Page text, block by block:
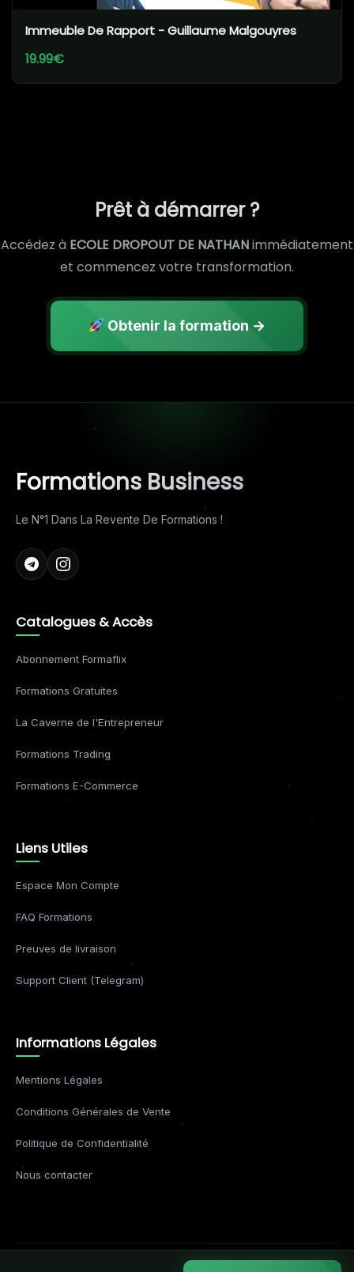
Immeuble De Rapport - Guillaume Malgouyres
19.99€
Prêt à démarrer ?
Accédez à ECOLE DROPOUT DE NATHANimmédiatement
et commencez votre transformation.
Obtenir la formation →
Formations Business
Le N°1 Dans La Revente De Formations !
Catalogues & Accès
Abonnement Formaflix
Formations Gratuites
La Caverne de l'Entrepreneur
Formations Trading
Formations E-Commerce
Liens Utiles
Espace Mon Compte
FAQ Formations
Preuves de livraison
Support Client (Telegram)
Informations Légales
Mentions Légales
Conditions Générales de Vente
Politique de Confidentialité
Nous contacter